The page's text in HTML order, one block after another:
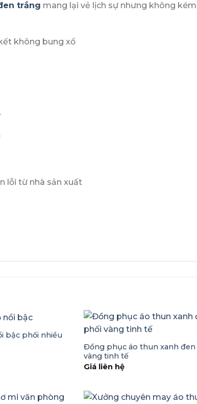
trắng mang lại vẻ lịch sự nhưng không kém
không bung xổ
lỗi từ nhà sản xuất
bậc phối nhiều
Đồng phục áo thun xanh
vàng tinh tế
Giá liên hệ